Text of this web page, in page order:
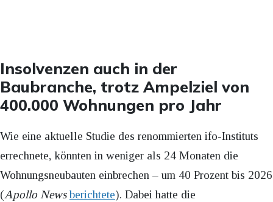
Insolvenzen auch in der
Baubranche, trotz Ampelziel von
400.000 Wohnungen pro Jahr
Wie eine aktuelle Studie des renommierten ifo-Instituts
errechnete, könnten in weniger als 24 Monaten die
Wohnungsneubauten einbrechen – um 40 Prozent bis 2026
(Apollo News berichtete). Dabei hatte die